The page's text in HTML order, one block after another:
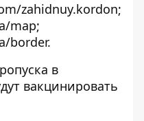
zahidnuy.kordon;
map;
border.
в
вакцинировать